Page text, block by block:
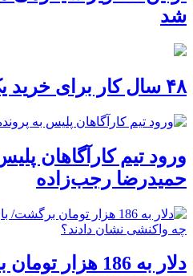
شد
۴۸ سال کار برای خرید یک تویوتا کمری
ورود تیم کارآگاهان
حمیدرضا رجب‌زاده
دلار به 186